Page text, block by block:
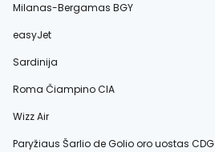
Milanas-Bergamas BGY
easyJet
Sardinija
Roma Čiampino CIA
Wizz Air
Paryžiaus Šarlio de Golio oro uostas CDG